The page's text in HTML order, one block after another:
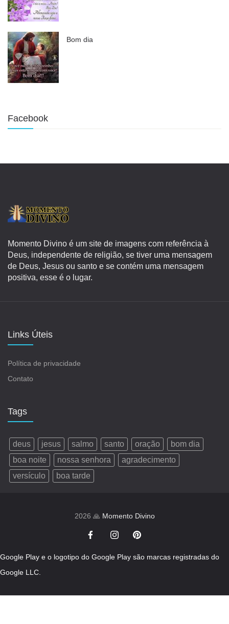
Bom dia
Facebook
Momento Divino é um site de imagens com referência à
Deus, independente de religião, se tiver uma mensagem
de Deus, Jesus ou santo e se contém uma mensagem
positiva, esse é o lugar.
Links Úteis
Política de privacidade
Contato
Tags
deus jesus salmo santo oração
bom dia
boa noite
nossa senhora
agradecimento
versículo
boa tarde
2026 🙏 Momento Divino
Google Play e o logotipo do Google Play são marcas registradas do
Google LLC.